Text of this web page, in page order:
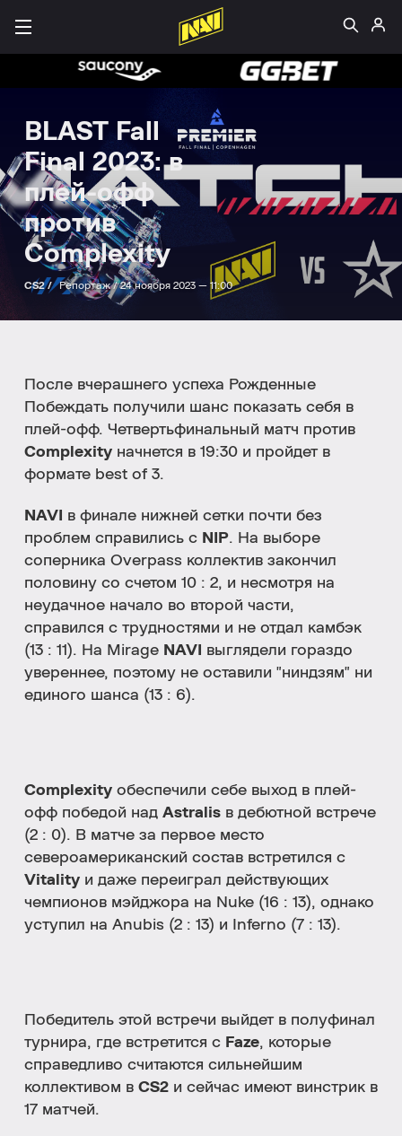
BLAST Fall
Final 2023: в
плей-офф
против
Сomplexity
CS2 / Репортаж /24 ноября 2023 — 11:00
После вчерашнего успеха Рожденные
Побеждать получили шанс показать себя в
плей-офф. Четвертьфинальный матч против
Complexity начнется в 19:30 и пройдет в
формате best of 3.
NAVI
в финале нижней сетки почти без
проблем справились с NIP. На выборе
соперника Overpass коллектив закончил
половину со счетом 10 : 2, и несмотря на
неудачное начало во второй части,
справился с трудностями и не отдал камбэк
(13 : 11). На Mirage NAVI
выглядели гораздо
увереннее, поэтому не оставили "ниндзям" ни
единого шанса (13 : 6).
Complexity обеспечили себе выход в плей-
офф победой над Astralis в дебютной встрече
(2 : 0). В матче за первое место
североамериканский состав встретился с
Vitality и даже переиграл действующих
чемпионов мэйджора на Nuke (16 : 13), однако
уступил на Anubis (2 : 13) и Inferno (7 : 13).
Победитель этой встречи выйдет в полуфинал
турнира, где встретится с Faze, которые
справедливо считаются сильнейшим
коллективом в СS2 и сейчас имеют винстрик в
17 матчей.